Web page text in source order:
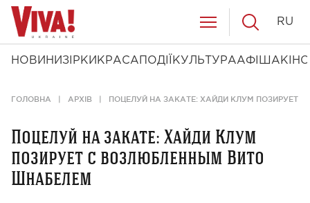
НОВИНИ ЗІРКИ КРАСА ПОДІЇ КУЛЬТУРААФІША КІНО
RU
ГОЛОВНА АРХІВ ПОЦЕЛУЙ НА ЗАКАТЕ: ХАЙДИ КЛУМ ПОЗИРУЕТ
Поцелуй на закате: Хайди Клум
позирует с возлюбленным Вито
Шнабелем